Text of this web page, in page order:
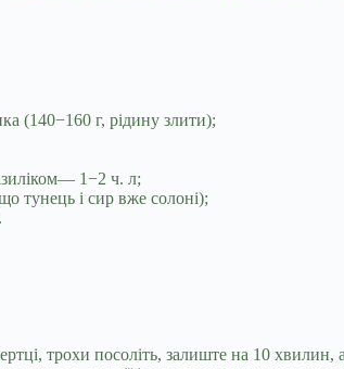
(140−160 г, рідину злити);
1−2 ч. л;
тунець і сир вже солоні);
трохи посоліть, залиште на 10 хвилин,